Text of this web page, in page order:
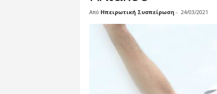
Από Ηπειρωτική Συσπείρωση - 24/03/2021